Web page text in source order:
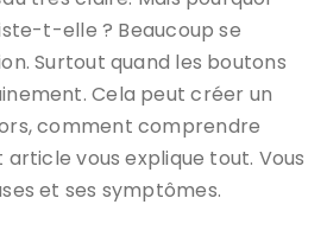
t-elle ? Beaucoup se
Surtout quand les boutons
Cela peut créer un
comment comprendre
vous explique tout. Vous
et ses symptômes.